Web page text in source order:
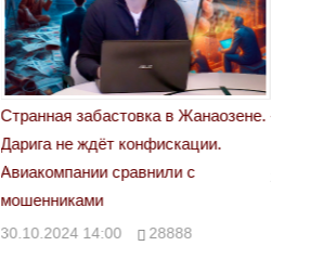
«Новый Казахстан не говорит всей
правды»
29.10.2024 09:00 39623